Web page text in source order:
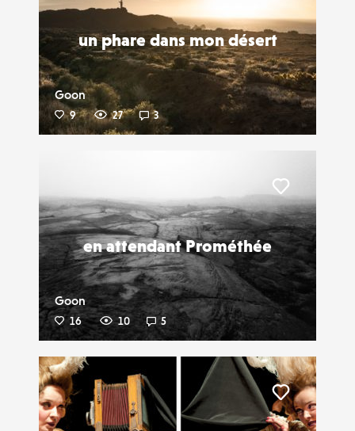
un phare dans mon désert
Goon
9 27 3
en attendant Prométhée
Goon
16 10 5
Liker